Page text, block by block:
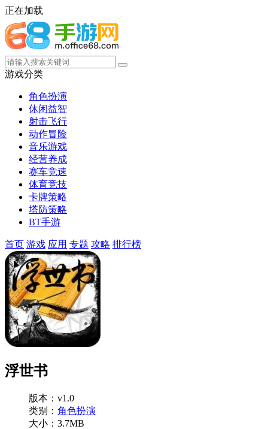
正在加载
游戏分类
角色扮演
休闲益智
射击飞行
动作冒险
音乐游戏
经营养成
赛车竞速
体育竞技
卡牌策略
塔防策略
BT手游
首页 游戏 应用 专题 攻略 排行榜
浮世书
版本：v1.0
类别： 角色扮演
大小：3.7MB